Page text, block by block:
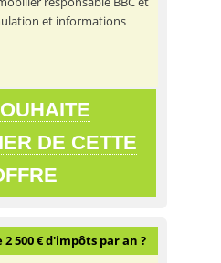
et informations
DE CETTE
2 500 € d'impôts par an ?